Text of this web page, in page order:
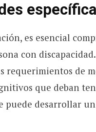
es esencial
con
requerimientos de
que deban
puede desarrollar